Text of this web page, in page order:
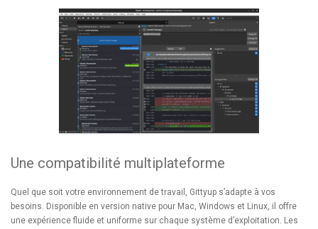
Une compatibilité multiplateforme
Quel que soit votre environnement de travail, Gittyup s’adapte à vos
besoins. Disponible en version native pour Mac, Windows et Linux, il offre
une expérience fluide et uniforme sur chaque système d’exploitation. Les